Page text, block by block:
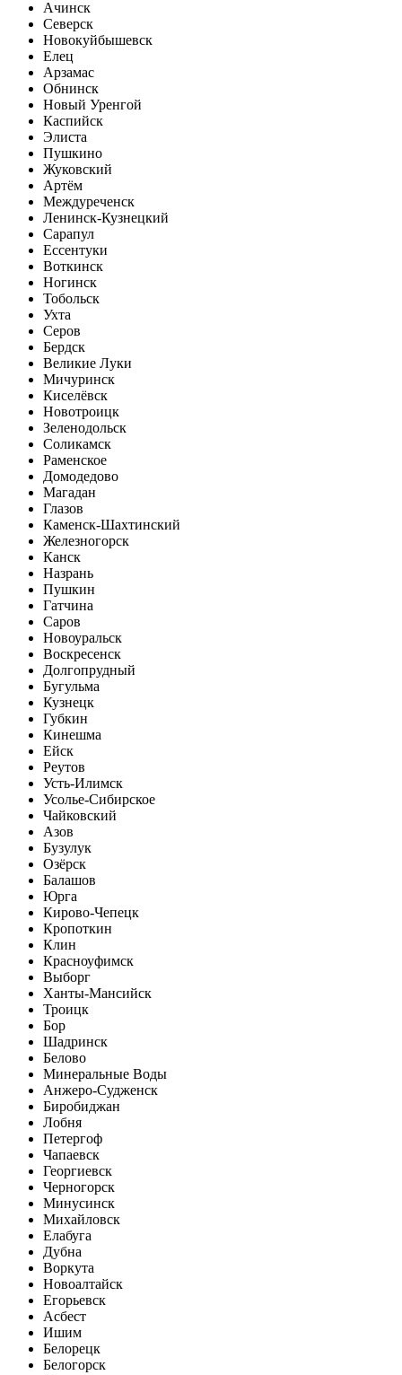
Ачинск
Северск
Новокуйбышевск
Елец
Арзамас
Обнинск
Новый Уренгой
Каспийск
Элиста
Пушкино
Жуковский
Артём
Междуреченск
Ленинск-Кузнецкий
Сарапул
Ессентуки
Воткинск
Ногинск
Тобольск
Ухта
Серов
Бердск
Великие Луки
Мичуринск
Киселёвск
Новотроицк
Зеленодольск
Соликамск
Раменское
Домодедово
Магадан
Глазов
Каменск-Шахтинский
Железногорск
Канск
Назрань
Пушкин
Гатчина
Саров
Новоуральск
Воскресенск
Долгопрудный
Бугульма
Кузнецк
Губкин
Кинешма
Ейск
Реутов
Усть-Илимск
Усолье-Сибирское
Чайковский
Азов
Бузулук
Озёрск
Балашов
Юрга
Кирово-Чепецк
Кропоткин
Клин
Красноуфимск
Выборг
Ханты-Мансийск
Троицк
Бор
Шадринск
Белово
Минеральные Воды
Анжеро-Судженск
Биробиджан
Лобня
Петергоф
Чапаевск
Георгиевск
Черногорск
Минусинск
Михайловск
Елабуга
Дубна
Воркута
Новоалтайск
Егорьевск
Асбест
Ишим
Белорецк
Белогорск